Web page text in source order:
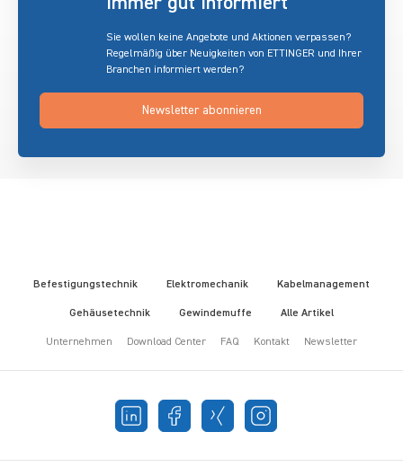
Sie wollen keine Angebote und Aktionen verpassen?
Regelmäßig über Neuigkeiten von ETTINGER und Ihrer
Branchen informiert werden?
Newsletter abonnieren
Befestigungstechnik Elektromechanik Kabelmanagement
Gehäusetechnik Gewindemuffe Alle Artikel
Unternehmen Download Center FAQ Kontakt Newsletter